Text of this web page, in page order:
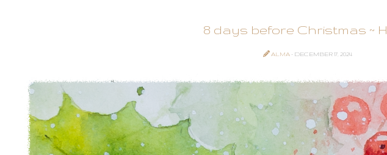
8 days before Christmas ~
ALMA - DECEMBER 17, 2024